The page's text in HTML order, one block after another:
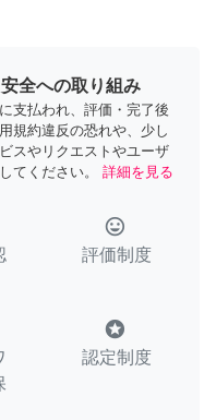
全への取り組み
支払われ、評価・完了後
規約違反の恐れや、少し
スやリクエストやユーザ
てください。
詳細を見る
tag_faces
評価制度
stars
認定制度